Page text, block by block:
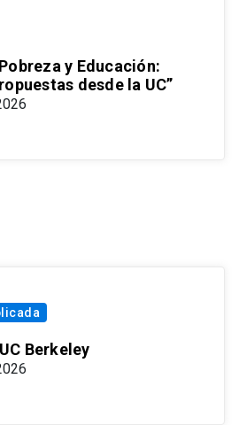
y Educación:
desde la UC”
Berkeley